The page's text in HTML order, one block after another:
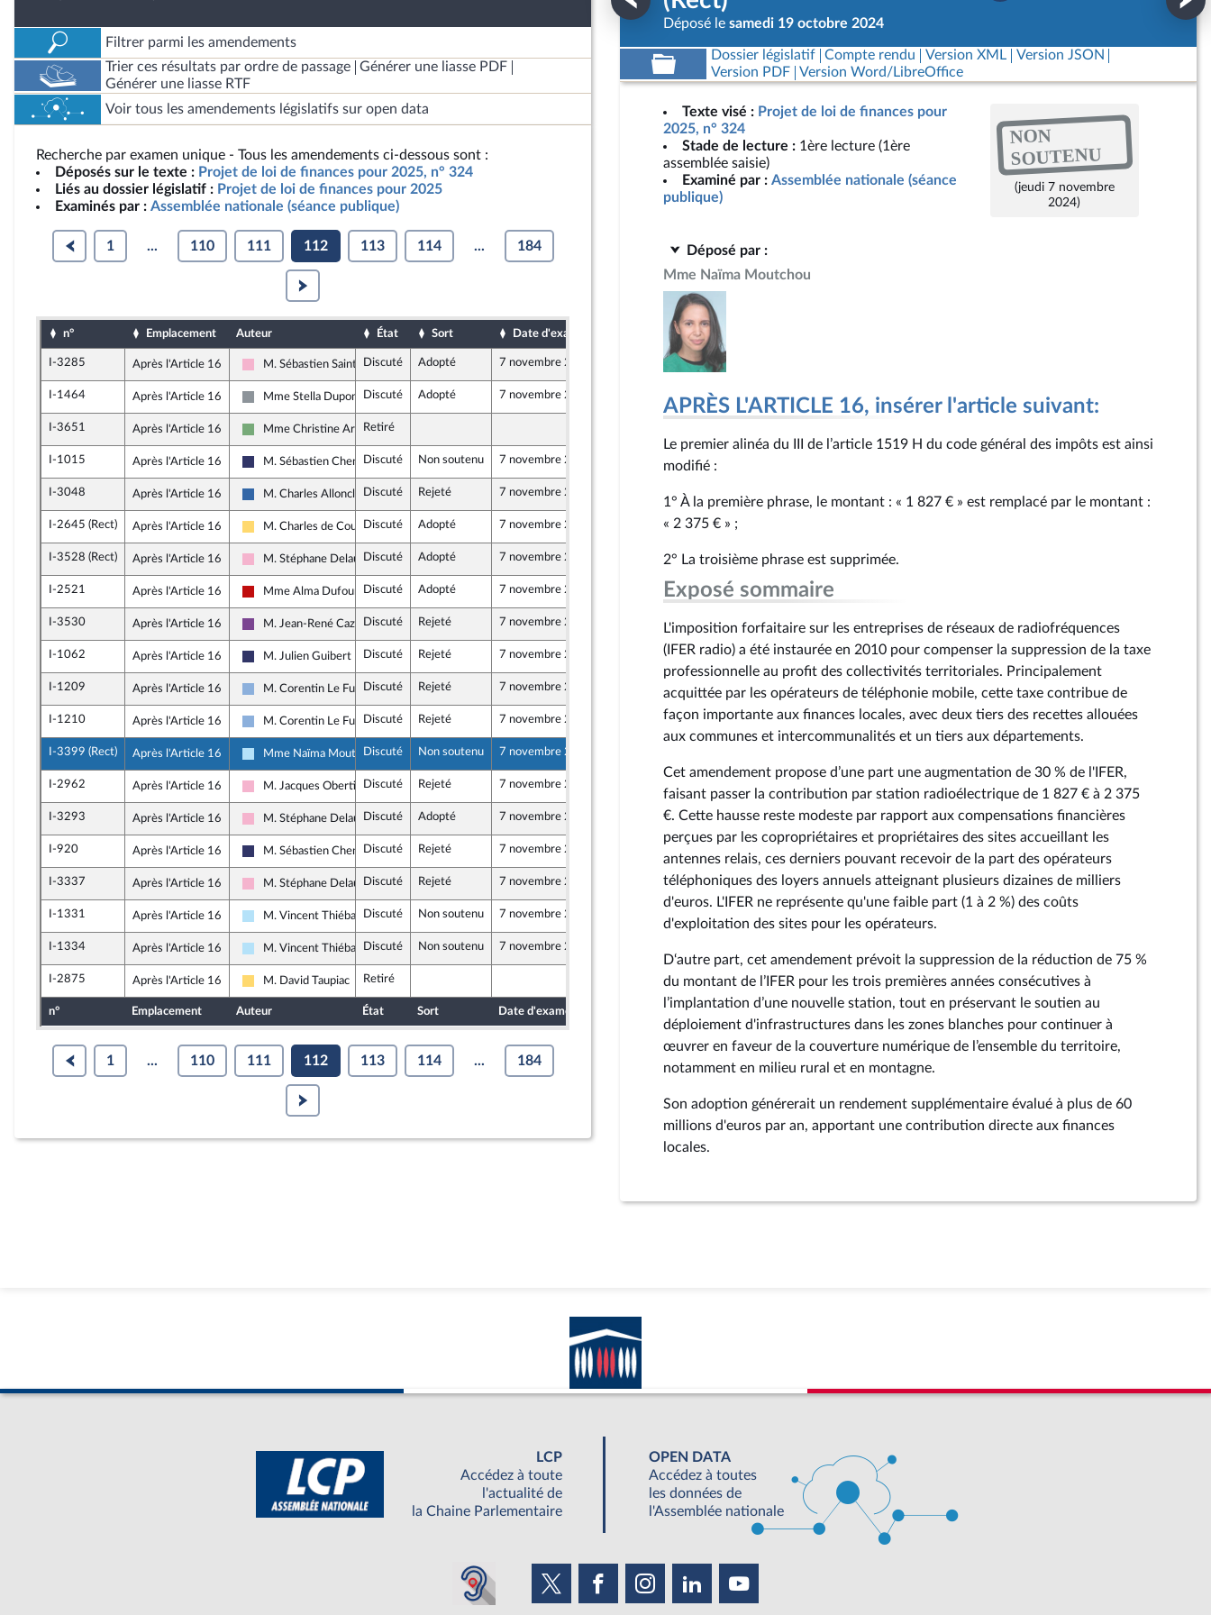
Filtrer parmi les amendements
Trier ces résultats par ordre de passage
Générer une liasse PDF
Générer une liasse RTF
Voir tous les amendements législatifs sur open data
Recherche par examen unique - Tous les amendements ci-dessous sont :
Déposés sur le texte : Projet de loi de finances pour 2025, n° 324
Liés au dossier législatif : Projet de loi de finances pour 2025
Examinés par : Assemblée nationale (séance publique)
1 ... 110 111 112 113 114 ... 184
n° Emplacement Auteur État Sort Date d'examen Date de dépôt
I-3285 Après l'Article 16
Socialistes et apparentés
M. Sébastien Saint-Pasteur
Discuté Adopté 7 novembre 2024 19 octobre 2024
I-1464 Après l'Article 16
Non inscrit
Mme Stella Dupont Discuté Adopté 7 novembre 2024 18 octobre 2024
I-3651 Après l'Article 16
Écologiste et Social
Mme Christine ArrighiRetiré
I-1015 Après l'Article 16
Rassemblement National
M. Sébastien ChenuDiscuté Non soutenu 7 novembre 2024 17 octobre 2024
I-3048 Après l'Article 16
UDR
M. Charles Alloncle Discuté Rejeté 7 novembre 2024 19 octobre 2024
I-2645 (Rect) Après l'Article 16
Libertés, Indépendants, Outre-mer et Territoires
M. Charles de CoursonDiscuté Adopté 7 novembre 2024 19 octobre 2024
I-3528 (Rect) Après l'Article 16
Socialistes et apparentés
M. Stéphane Delautrette
Discuté Adopté 7 novembre 2024 19 octobre 2024
I-2521 Après l'Article 16
La France insoumise - Nouveau Front Populaire
Mme Alma Dufour Discuté Adopté 7 novembre 2024 18 octobre 2024
I-3530 Après l'Article 16
Ensemble pour la République
M. Jean-René Cazeneuve
Discuté Rejeté 7 novembre 2024 19 octobre 2024
I-1062 Après l'Article 16
Rassemblement National
M. Julien Guibert Discuté Rejeté 7 novembre 2024 17 octobre 2024
I-1209 Après l'Article 16
Droite Républicaine
M. Corentin Le Fur Discuté Rejeté 7 novembre 2024 17 octobre 2024
I-1210 Après l'Article 16
Droite Républicaine
M. Corentin Le Fur Discuté Rejeté 7 novembre 2024 17 octobre 2024
I-3399 (Rect) Après l'Article 16
Horizons & Indépendants
Mme Naïma MoutchouDiscuté Non soutenu 7 novembre 2024
I-2962 Après l'Article 16
Socialistes et apparentés
M. Jacques Oberti Discuté Rejeté 7 novembre 2024
I-3293 Après l'Article 16
Socialistes et apparentés
M. Stéphane Delautrette
Discuté Adopté 7 novembre 2024 19 octobre 2024
I-920 Après l'Article 16
Rassemblement National
M. Sébastien ChenuDiscuté Rejeté 7 novembre 2024
I-3337 Après l'Article 16
Socialistes et apparentés
M. Stéphane Delautrette
Discuté Rejeté 7 novembre 2024 19 octobre 2024
I-1331 Après l'Article 16
Horizons & Indépendants
M. Vincent ThiébautDiscuté Non soutenu 7 novembre 2024
I-1334 Après l'Article 16
Horizons & Indépendants
M. Vincent ThiébautDiscuté Non soutenu 7 novembre 2024
I-2875 Après l'Article 16
Libertés, Indépendants, Outre-mer et Territoires
M. David Taupiac Retiré 19 octobre 2024
n° Emplacement Auteur État Sort Date d'examen Date de dépôt
1 ... 110 111 112 113 114 ... 184
Déposé le samedi 19 octobre 2024
Dossier législatif Compte rendu Version XML
Version JSON
Version PDF
Version Word/LibreOffice
Texte visé : Projet de loi de finances pour
2025, n° 324
Stade de lecture : 1ère lecture (1ère
assemblée saisie)
Examiné par : Assemblée nationale (séance
publique)
NON
SOUTENU
(jeudi 7 novembre
2024)
Déposé par :
Mme Naïma Moutchou
APRÈS L'ARTICLE 16, insérer l'article suivant:
Le premier alinéa du III de l’article 1519 H du code général des impôts est ainsi
modifié :
1° À la première phrase, le montant : « 1 827 € » est remplacé par le montant :
« 2 375 € » ;
2° La troisième phrase est supprimée.
Exposé sommaire
L'imposition forfaitaire sur les entreprises de réseaux de radiofréquences
(IFER radio) a été instaurée en 2010 pour compenser la suppression de la taxe
professionnelle au profit des collectivités territoriales. Principalement
acquittée par les opérateurs de téléphonie mobile, cette taxe contribue de
façon importante aux finances locales, avec deux tiers des recettes allouées
aux communes et intercommunalités et un tiers aux départements.
Cet amendement propose d’une part une augmentation de 30 % de l'IFER,
faisant passer la contribution par station radioélectrique de 1 827 € à 2 375
€. Cette hausse reste modeste par rapport aux compensations financières
perçues par les copropriétaires et propriétaires des sites accueillant les
antennes relais, ces derniers pouvant recevoir de la part des opérateurs
téléphoniques des loyers annuels atteignant plusieurs dizaines de milliers
d'euros. L'IFER ne représente qu'une faible part (1 à 2 %) des coûts
d'exploitation des sites pour les opérateurs.
D‘autre part, cet amendement prévoit la suppression de la réduction de 75 %
du montant de l’IFER pour les trois premières années consécutives à
l’implantation d’une nouvelle station, tout en préservant le soutien au
déploiement d'infrastructures dans les zones blanches pour continuer à
œuvrer en faveur de la couverture numérique de l’ensemble du territoire,
notamment en milieu rural et en montagne.
Son adoption générerait un rendement supplémentaire évalué à plus de 60
millions d'euros par an, apportant une contribution directe aux finances
locales.
LCP
Accédez à toute
l'actualité de
la Chaine Parlementaire
OPEN DATA
Accédez à toutes
les données de
l'Assemblée nationale